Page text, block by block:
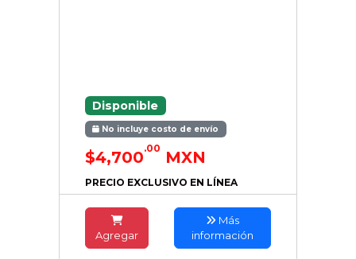
Disponible
No incluye costo de envío
$4,700.00 MXN
PRECIO EXCLUSIVO EN LÍNEA
Agregar
Más
información